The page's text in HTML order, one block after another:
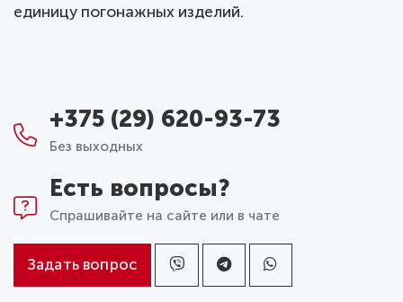
единицу погонажных изделий.
+375 (29) 620-93-73
Без выходных
Есть вопросы?
Спрашивайте на сайте или в чате
Задать вопрос